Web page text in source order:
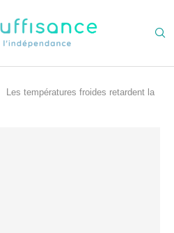
Les températures froides retardent la